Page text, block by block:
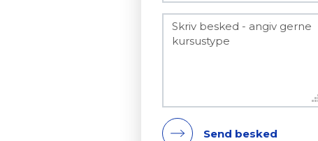
Send besked